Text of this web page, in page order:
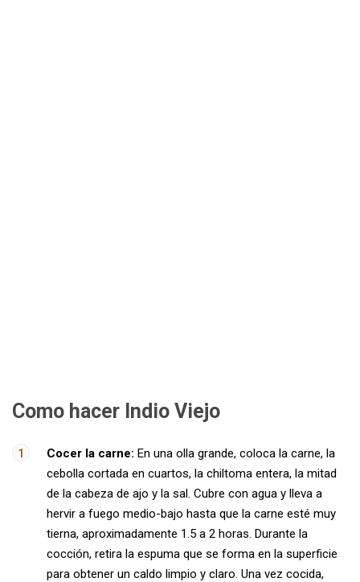
Como hacer Indio Viejo
Cocer la carne: En una olla grande, coloca la carne, la
cebolla cortada en cuartos, la chiltoma entera, la mitad
de la cabeza de ajo y la sal. Cubre con agua y lleva a
hervir a fuego medio-bajo hasta que la carne esté muy
tierna, aproximadamente 1.5 a 2 horas. Durante la
cocción, retira la espuma que se forma en la superficie
para obtener un caldo limpio y claro. Una vez cocida,